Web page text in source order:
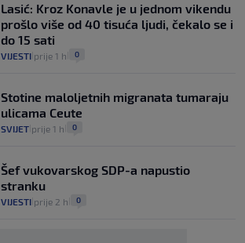
Lasić: Kroz Konavle je u jednom vikendu
prošlo više od 40 tisuća ljudi, čekalo se i
do 15 sati
VIJESTI prije 1 h 0
Stotine maloljetnih migranata tumaraju
ulicama Ceute
SVIJET prije 1 h 0
Šef vukovarskog SDP-a napustio
stranku
VIJESTI prije 2 h 0